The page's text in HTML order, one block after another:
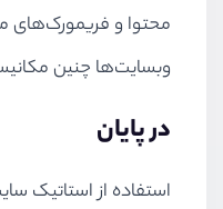
محتوا و فریمورک‌های
وبسایت‌ها چنین
در پایان
استفاده از استاتیک